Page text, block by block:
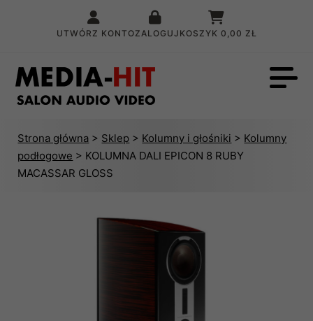
UTWÓRZ KONTOZALOGUJ KOSZYK 0,00 ZŁ
Strona główna > Sklep > Kolumny i głośniki > Kolumny
podłogowe > KOLUMNA DALI EPICON 8 RUBY
MACASSAR GLOSS